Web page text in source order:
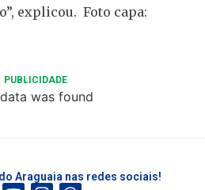
explicou. Foto capa:
PUBLICIDADE
was found
Araguaia nas redes sociais!